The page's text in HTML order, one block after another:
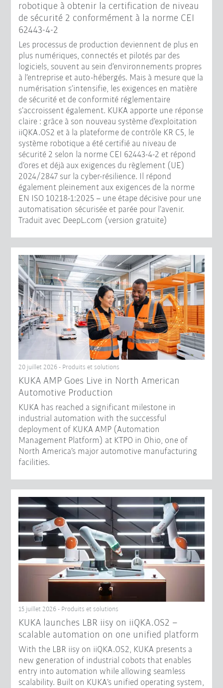
robotique à obtenir la certification de niveau
de sécurité 2 conformément à la norme CEI
62443-4-2
Les processus de production deviennent de plus en
plus numériques, connectés et pilotés par des
logiciels, souvent au sein d’environnements propres
à l’entreprise et auto-hébergés. Mais à mesure que la
numérisation s’intensifie, les exigences en matière
de sécurité et de conformité réglementaire
s’accroissent également. KUKA apporte une réponse
claire : grâce à son nouveau système d’exploitation
iiQKA.OS2 et à la plateforme de contrôle KR C5, le
système robotique a été certifié au niveau de
sécurité 2 selon la norme CEI 62443-4-2 et répond
d’ores et déjà aux exigences du règlement (UE)
2024/2847 sur la cyber-résilience. Il répond
également pleinement aux exigences de la norme
EN ISO 10218-1:2025 – une étape décisive pour une
automatisation sécurisée et parée pour l’avenir.
Traduit avec DeepL.com (version gratuite)
20 juillet 2026 - Produits et solutions
KUKA AMP Goes Live in North American
Automotive Production
KUKA has reached a significant milestone in
industrial automation with the successful
deployment of KUKA AMP (Automation
Management Platform) at KTPO in Ohio, one of
North America’s major automotive manufacturing
facilities.
15 juillet 2026 - Produits et solutions
KUKA launches LBR iisy on iiQKA.OS2 –
scalable automation on one unified platform
With the LBR iisy on iiQKA.OS2, KUKA presents a
new generation of industrial cobots that enables
entry into automation while allowing seamless
scalability. Built on KUKA’s unified operating system,